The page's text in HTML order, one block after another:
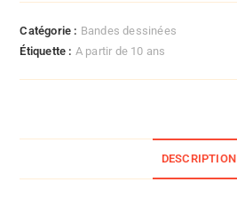
Catégorie : Bandes dessinées
Étiquette : A partir de 10 ans
DESCRIPTION